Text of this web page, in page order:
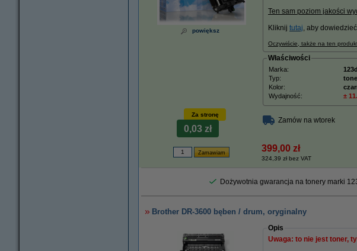
powiększ
Ten sam poziom jakości
Kliknij tutaj, aby
Oczywiście, także na ten
Właściwości
Marka:
Typ:
Kolor:
Wydajność:
±
Za stronę
0,03 zł
Zamów na wtorek
399,00 zł
324,39 zł bez VAT
Dożywotnia gwarancja na tonery marki
Brother DR-3600 bęben / drum, oryginalny
Opis
Uwaga: to nie jest toner,